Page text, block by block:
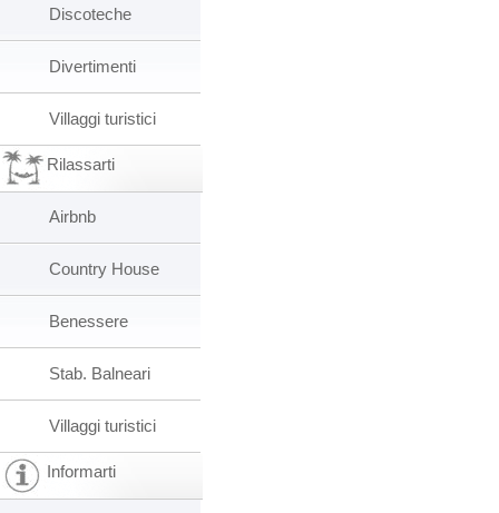
Discoteche
Divertimenti
Villaggi turistici
Rilassarti
Airbnb
Country House
Benessere
Stab. Balneari
Villaggi turistici
Informarti